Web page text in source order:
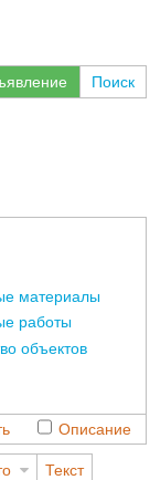
Поиск
материалы
работы
объектов
Описание
Текст